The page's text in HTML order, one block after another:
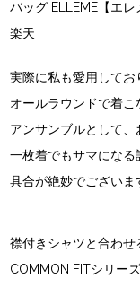
バッグ ELLEME【エレ
楽天
実際に私も愛用してお
オールラウンドで着こ
アンサンブルとして、
一枚着でもサマになる
具合が絶妙でございま
襟付きシャツと合わせ
COMMON FITシリー